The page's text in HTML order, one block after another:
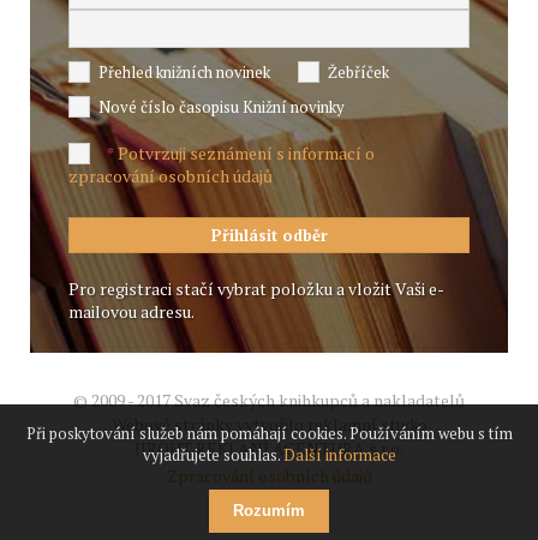
Přehled knižních novinek
Žebříček
Nové číslo časopisu Knižní novinky
*Potvrzuji seznámení s informací o
zpracování osobních údajů
Pro registraci stačí vybrat položku a vložit Vaši e-
mailovou adresu.
© 2009 - 2017 Svaz českých knihkupců a nakladatelů
Webové stránky vytvořilo reklamní studio
JIROUT REKLANÍ AGENTURA s.r.o.
Zpracování osobních údajů
Při poskytování služeb nám pomáhají cookies. Používáním webu s tím
vyjadřujete souhlas.Další informace
Rozumím